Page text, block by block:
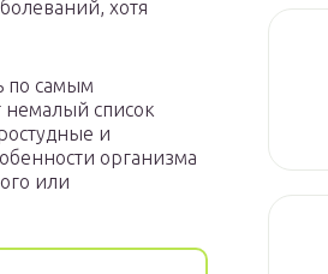
хотя
по самым
список
и
организма
или